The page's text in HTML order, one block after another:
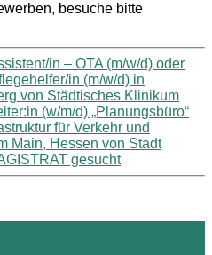
besuche bitte
in – OTA (m/w/d) oder
in (m/w/d) in
von Städtisches Klinikum
(w/m/d) „Planungsbüro“
für Verkehr und
Main, Hessen von Stadt
gesucht